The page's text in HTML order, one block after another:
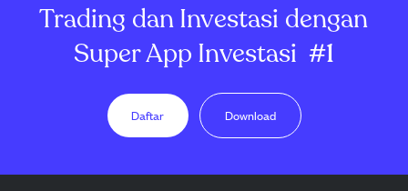
Trading dan Investasi dengan
Super App Investasi #1
Daftar Download